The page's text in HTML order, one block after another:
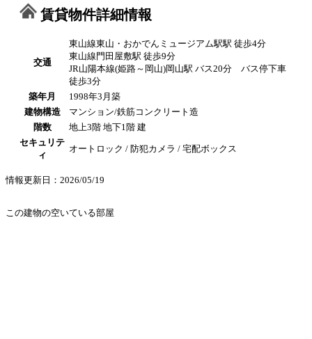
賃貸物件詳細情報
交通
東山線東山・おかでんミュージアム駅駅 徒歩4分
東山線門田屋敷駅 徒歩9分
JR山陽本線(姫路～岡山)岡山駅 バス20分 バス停下車
徒歩3分
築年月
1998年3月築
建物構造
マンション/鉄筋コンクリート造
階数
地上3階 地下1階 建
セキュリテ
ィ
オートロック / 防犯カメラ / 宅配ボックス
情報更新日：2026/05/19
この建物の空いている部屋